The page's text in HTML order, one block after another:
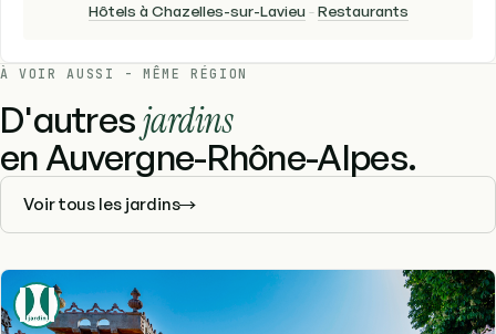
Hôtels à Chazelles-sur-Lavieu -Restaurants
À VOIR AUSSI - MÊME RÉGION
D'autresjardins
en Auvergne-Rhône-Alpes.
Voir tous les jardins